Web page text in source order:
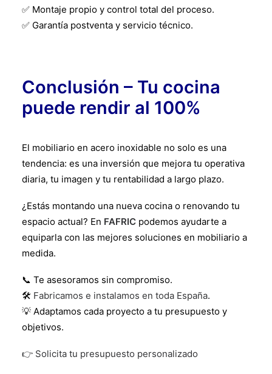
✅ Montaje propio y control total del proceso.
✅ Garantía postventa y servicio técnico.
Conclusión – Tu cocina
puede rendir al 100%
El mobiliario en acero inoxidable no solo es una
tendencia: es una inversión que mejora tu operativa
diaria, tu imagen y tu rentabilidad a largo plazo.
¿Estás montando una nueva cocina o renovando tu
espacio actual? En FAFRIC podemos ayudarte a
equiparla con las mejores soluciones en mobiliario a
medida.
📞 Te asesoramos sin compromiso.
🛠️ Fabricamos e instalamos en toda España.
💡 Adaptamos cada proyecto a tu presupuesto y
objetivos.
👉 Solicita tu presupuesto personalizado